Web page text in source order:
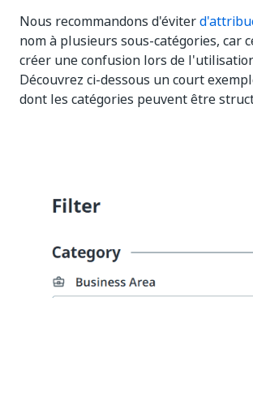
Nous recommandons d'éviter
nom à plusieurs sous-catégories, car
créer une confusion lors de
Découvrez ci-dessous un court
dont les catégories peuvent être